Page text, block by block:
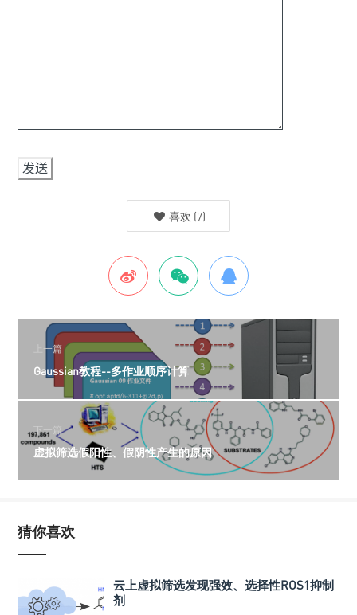
喜欢 (7)
上一篇
Gaussian教程--多作业顺序计算
下一篇
虚拟筛选假阳性、假阴性产生的原因
猜你喜欢
云上虚拟筛选发现强效、选择性ROS1抑制
剂